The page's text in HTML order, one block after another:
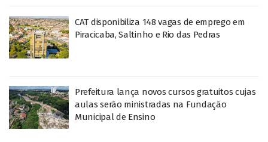
CAT disponibiliza 148 vagas de emprego em
Piracicaba, Saltinho e Rio das Pedras
Prefeitura lança novos cursos gratuitos cujas
aulas serão ministradas na Fundação
Municipal de Ensino